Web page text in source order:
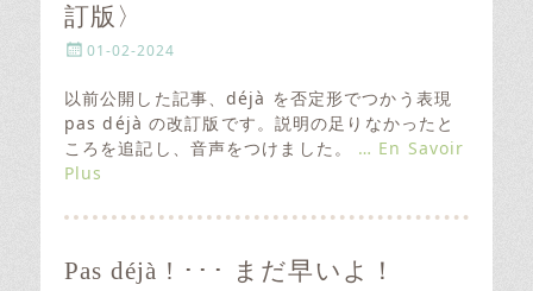
訂版〉
P
s
t
e
d
o
01-02-2024
以前公開した記事、déjà を否定形でつかう表現
pas déjà の改訂版です。説明の足りなかったと
ころを追記し、音声をつけました。 … En Savoir
Plus
Pas déjà ! ･･･ まだ早いよ！